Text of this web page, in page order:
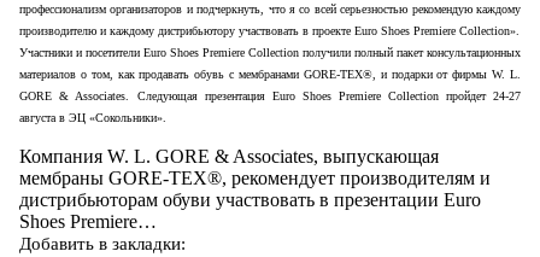
профессионализм организаторов и подчеркнуть, что я со всей серьезностью рекомендую каждому
производителю и каждому дистрибьютору участвовать в проекте Euro Shoes Premiere Collection».
Участники и посетители Euro Shoes Premiere Collection получили полный пакет консультационных
материалов о том, как продавать обувь с мембранами GORE-TEX®, и подарки от фирмы W. L.
GORE & Associates.
Следующая презентация Euro Shoes Premiere Collection пройдет 24-27
августа в ЭЦ «Сокольники».
Компания W. L. GORE & Associates, выпускающая
мембраны GORE-TEX®, рекомендует производителям и
дистрибьюторам обуви участвовать в презентации Euro
Shoes Premiere…
Добавить в закладки: